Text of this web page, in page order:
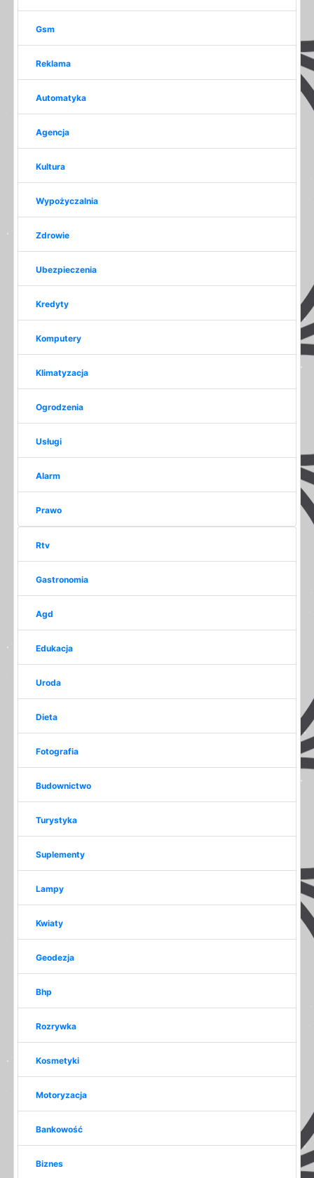
Gsm
Reklama
Automatyka
Agencja
Kultura
Wypożyczalnia
Zdrowie
Ubezpieczenia
Kredyty
Komputery
Klimatyzacja
Ogrodzenia
Usługi
Alarm
Prawo
Rtv
Gastronomia
Agd
Edukacja
Uroda
Dieta
Fotografia
Budownictwo
Turystyka
Suplementy
Lampy
Kwiaty
Geodezja
Bhp
Rozrywka
Kosmetyki
Motoryzacja
Bankowość
Biznes